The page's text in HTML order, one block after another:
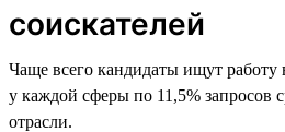
соискателей
Чаще всего кандидаты ищут
у каждой сферы по 11,5% запросов
отрасли.